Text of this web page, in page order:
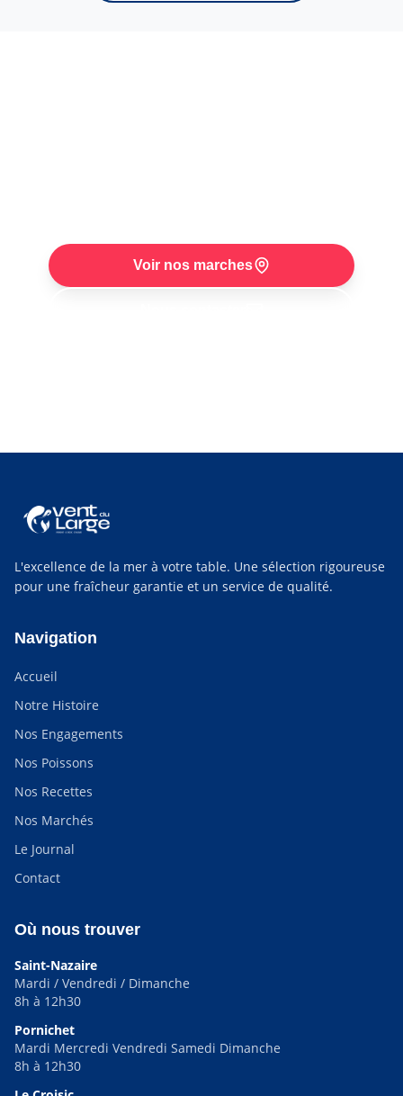
Voir nos marches
L'excellence de la mer à votre table. Une sélection rigoureuse
pour une fraîcheur garantie et un service de qualité.
Navigation
Accueil
Notre Histoire
Nos Engagements
Nos Poissons
Nos Recettes
Nos Marchés
Le Journal
Contact
Où nous trouver
Saint-Nazaire
Mardi / Vendredi / Dimanche
8h à 12h30
Pornichet
Mardi Mercredi Vendredi Samedi Dimanche
8h à 12h30